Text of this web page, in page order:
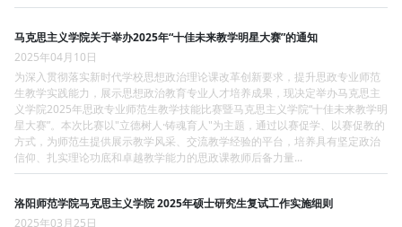
马克思主义学院关于举办2025年“十佳未来教学明星大赛”的通知
2025年04月10日
为深入贯彻落实新时代学校思想政治理论课改革创新要求，提升思政专业师范
生教学实践能力，展示思想政治教育专业人才培养成果，现决定举办马克思主
义学院2025年思政专业师范生教学技能比赛暨马克思主义学院“十佳未来教学明
星大赛”。本次比赛以"立德树人·铸魂育人"为主题，通过以赛促学、以赛促教的
方式，为师范生提供展示教学风采、交流教学经验的平台，培养具有坚定政治
信仰、扎实理论功底和卓越教学能力的思政课教师后备力量...
洛阳师范学院马克思主义学院 2025年硕士研究生复试工作实施细则
2025年03月25日